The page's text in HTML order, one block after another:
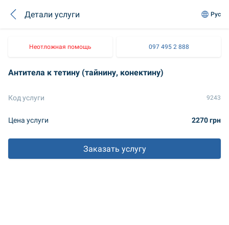
Детали услуги Рус
Неотложная помощь 097 495 2 888
Антитела к тетину (тайнину, конектину)
Код услуги 9243
Цена услуги 2270 грн
Заказать услугу